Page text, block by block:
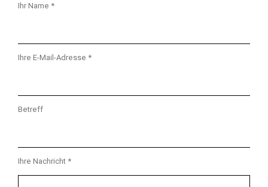
Ihr Name *
Ihre E-Mail-Adresse *
Betreff
Ihre Nachricht *